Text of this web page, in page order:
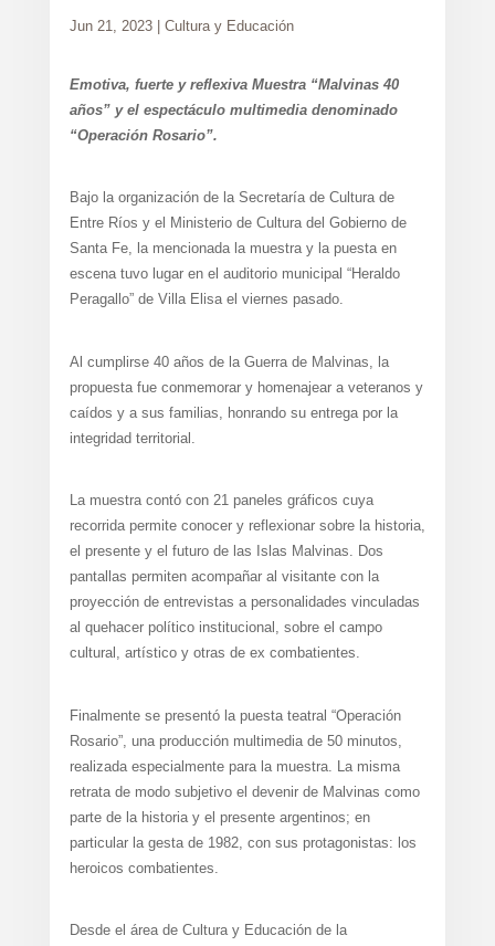
Jun 21, 2023| Cultura y Educación
Emotiva, fuerte y reflexiva Muestra “Malvinas 40
años” y el espectáculo multimedia denominado
“Operación Rosario”.
Bajo la organización de la Secretaría de Cultura de
Entre Ríos y el Ministerio de Cultura del Gobierno de
Santa Fe, la mencionada la muestra y la puesta en
escena tuvo lugar en el auditorio municipal “Heraldo
Peragallo” de Villa Elisa el viernes pasado.
Al cumplirse 40 años de la Guerra de Malvinas, la
propuesta fue conmemorar y homenajear a veteranos y
caídos y a sus familias, honrando su entrega por la
integridad territorial.
La muestra contó con 21 paneles gráficos cuya
recorrida permite conocer y reflexionar sobre la historia,
el presente y el futuro de las Islas Malvinas. Dos
pantallas permiten acompañar al visitante con la
proyección de entrevistas a personalidades vinculadas
al quehacer político institucional, sobre el campo
cultural, artístico y otras de ex combatientes.
Finalmente se presentó la puesta teatral “Operación
Rosario”, una producción multimedia de 50 minutos,
realizada especialmente para la muestra. La misma
retrata de modo subjetivo el devenir de Malvinas como
parte de la historia y el presente argentinos; en
particular la gesta de 1982, con sus protagonistas: los
heroicos combatientes.
Desde el área de Cultura y Educación de la